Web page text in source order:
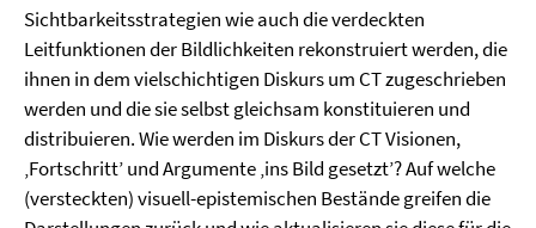
Sichtbarkeitsstrategien wie auch die verdeckten
Leitfunktionen der Bildlichkeiten rekonstruiert werden, die
ihnen in dem vielschichtigen Diskurs um CT zugeschrieben
werden und die sie selbst gleichsam konstituieren und
distribuieren. Wie werden im Diskurs der CT Visionen,
‚Fortschritt’ und Argumente ‚ins Bild gesetzt’? Auf welche
(versteckten) visuell-epistemischen Bestände greifen die